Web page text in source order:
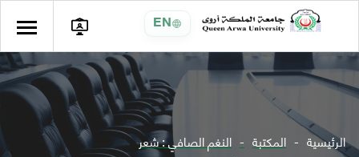
EN
الرئيسية المكتبة النغم الصافي : شعر